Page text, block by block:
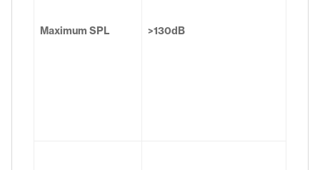
Maximum SPL >130dB